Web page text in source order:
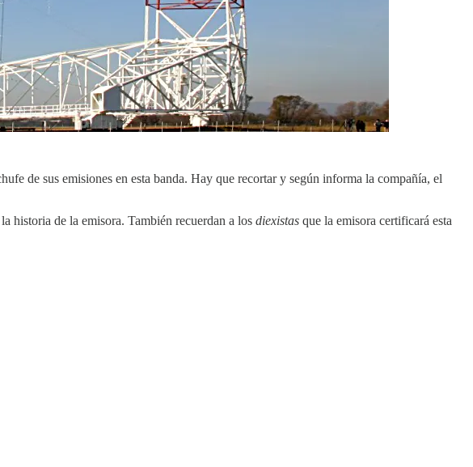
de sus emisiones en esta banda. Hay que recortar y según informa la compañía, el
historia de la emisora. También recuerdan a los diexistas que la emisora certificará esta